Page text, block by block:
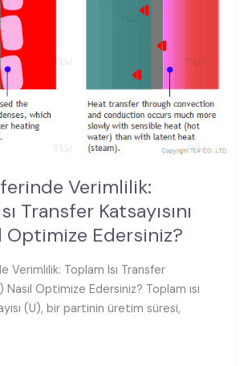
Verimlilik:
Transfer Katsayısını
Optimize Edersiniz?
Verimlilik: Toplam Isı Transfer
Nasıl Optimize Edersiniz? Toplam ısı
(U), bir partinin üretim süresi,